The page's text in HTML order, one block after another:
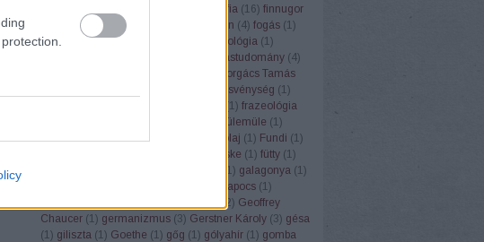
filozófia (16) finnugor
finnugrisztika főbűn (4) fogás (1 )
földikutya (1) folklór fonológia (1 )
fordítástudomány (4)
Forgács Tamás
fösvénység (1 )
(1 ) frazeológia
fülemüle (1 )
fülolaj (1 ) Fundi (1 )
füsti fecske (1 ) fütty (1 )
1 ) galagonya (1 )
gemkapocs (1 )
2) Geoffrey
Chaucer (1 ) germanizmus (3) Gerstner Károly (3) gésa
(1 ) giliszta (1 ) Goethe (1 ) gőg (1 ) gólyahír (1 ) gomba